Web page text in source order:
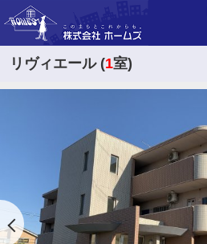
リヴィエール (1室)